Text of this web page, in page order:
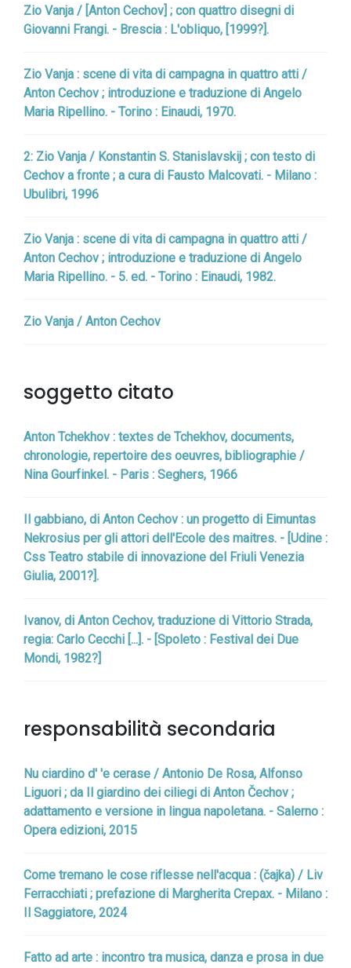
Zio Vanja / [Anton Cechov] ; con quattro disegni di
Giovanni Frangi. - Brescia : L'obliquo, [1999?].
Zio Vanja : scene di vita di campagna in quattro atti /
Anton Cechov ; introduzione e traduzione di Angelo
Maria Ripellino. - Torino : Einaudi, 1970.
2: Zio Vanja / Konstantin S. Stanislavskij ; con testo di
Cechov a fronte ; a cura di Fausto Malcovati. - Milano :
Ubulibri, 1996
Zio Vanja : scene di vita di campagna in quattro atti /
Anton Cechov ; introduzione e traduzione di Angelo
Maria Ripellino. - 5. ed. - Torino : Einaudi, 1982.
Zio Vanja / Anton Cechov
soggetto citato
Anton Tchekhov : textes de Tchekhov, documents,
chronologie, repertoire des oeuvres, bibliographie /
Nina Gourfinkel. - Paris : Seghers, 1966
Il gabbiano, di Anton Cechov : un progetto di Eimuntas
Nekrosius per gli attori dell'Ecole des maitres. - [Udine :
Css Teatro stabile di innovazione del Friuli Venezia
Giulia, 2001?].
Ivanov, di Anton Cechov, traduzione di Vittorio Strada,
regia: Carlo Cecchi [...]. - [Spoleto : Festival dei Due
Mondi, 1982?]
responsabilità secondaria
Nu ciardino d' 'e cerase / Antonio De Rosa, Alfonso
Liguori ; da Il giardino dei ciliegi di Anton Čechov ;
adattamento e versione in lingua napoletana. - Salerno :
Opera edizioni, 2015
Come tremano le cose riflesse nell'acqua : (čajka) / Liv
Ferracchiati ; prefazione di Margherita Crepax. - Milano :
Il Saggiatore, 2024
Fatto ad arte : incontro tra musica, danza e prosa in due